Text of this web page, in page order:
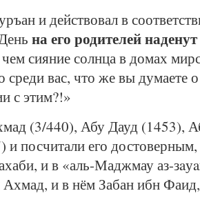
и действовал в
на его родителей
сияние солнца в домах
среди вас, что же вы думаете
с этим?!»
(3/440), Абу Дауд (1453),
посчитали его
и в «аль-Маджмау аз-
Ахмад, и в нём Забан ибн